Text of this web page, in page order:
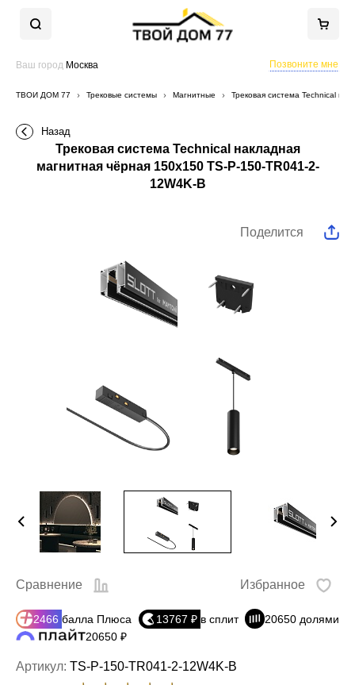
Ваш город Москва Позвоните мне
ТВОЙ ДОМ 77 Трековые системы Магнитные Трековая система Technical
Назад
Трековая система Technical накладная
магнитная чёрная 150x150 TS-P-150-TR041-2-
12W4K-B
Поделится
Артикул: TS-P-150-TR041-2-12W4K-B
Сравнение Избранное
2466 балла Плюса 13767 ₽ в сплит
20650 долями
20650 ₽